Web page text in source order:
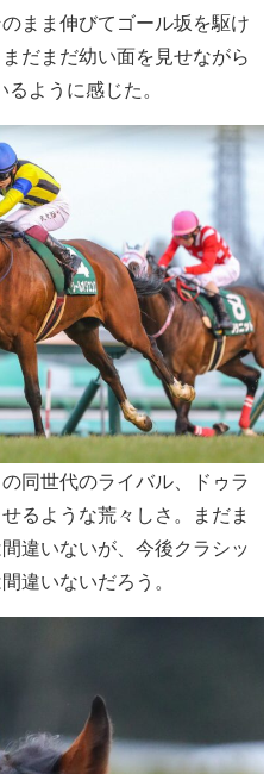
まま伸びてゴール坂を駆け
だまだ幼い面を見せながら
ように感じた。
同世代のライバル、ドゥラ
るような荒々しさ。まだま
違いないが、今後クラシッ
違いないだろう。